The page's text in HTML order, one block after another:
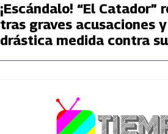
¡Escándalo! “El Catador”
tras graves acusaciones
drástica medida contra